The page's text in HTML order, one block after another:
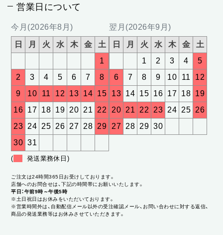
営業日について
今月(2026年8月)
日 月 火 水 木 金
土
1
2
3 4 5 6 7
8
9
10 11 12 13 14 15
16 17 18 19 20 21
22
23 24 25 26 27 28 29
30 31
翌月(2026年9月)
日 月 火 水 木 金
土
1
2 3 4
5
6
7 8 9 10 11
12
13 14 15 16 17 18 19
20 21 22 23 24 25 26
27 28 29 30
( 発送業務休日)
ご注文は24時間365日お受けしております。
店舗へのお問合せは、下記の時間帯にお願いいたします。
平日：午前9時～午後5時
※土日祝日はお休みをいただいております。
※営業時間外は、自動配信メール以外の受注確認メール、お問い合わせに対する返信、
商品の発送業務等はお休みさせていただきます。